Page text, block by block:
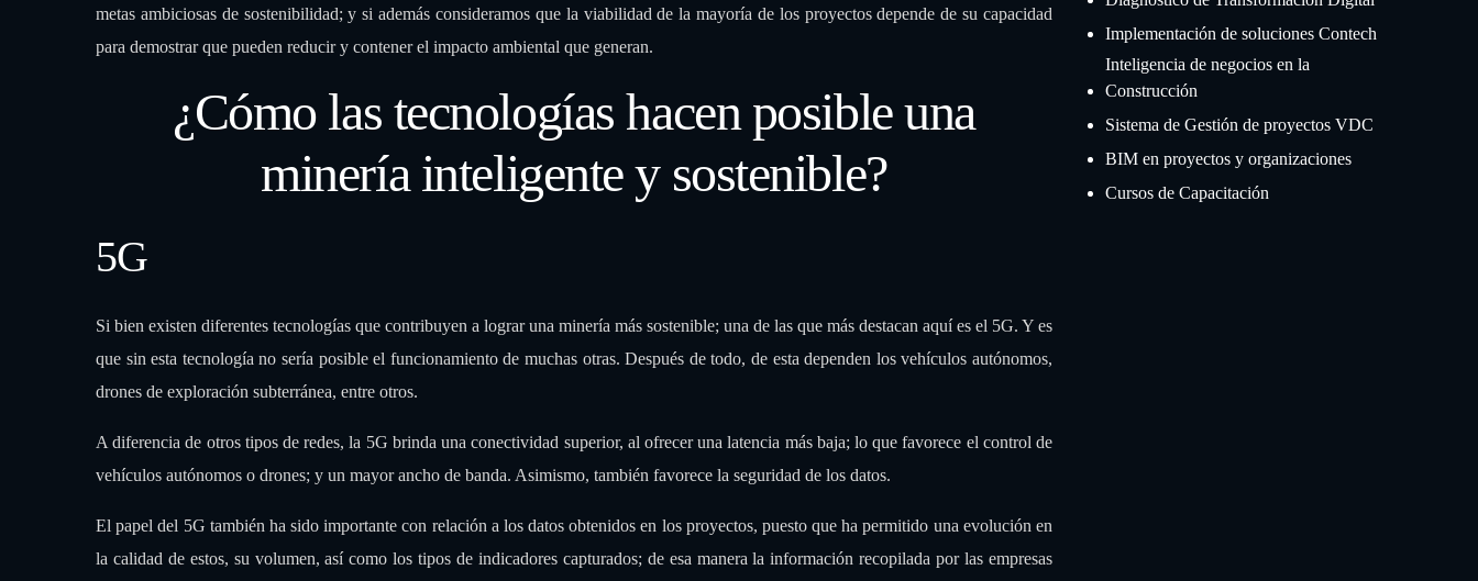
metas ambiciosas de sostenibilidad; y si además consideramos que la viabilidad de la mayoría de los proyectos depende de su capacidad
para demostrar que pueden reducir y contener el impacto ambiental que generan.
¿Cómo las tecnologías hacen posible una
minería inteligente y sostenible?
5G
Si bien existen diferentes tecnologías que contribuyen a lograr una minería más sostenible; una de las que más destacan aquí es el 5G. Y es
que sin esta tecnología no sería posible el funcionamiento de muchas otras. Después de todo, de esta dependen los vehículos autónomos,
drones de exploración subterránea, entre otros.
A diferencia de otros tipos de redes, la 5G brinda una conectividad superior, al ofrecer una latencia más baja; lo que favorece el control de
vehículos autónomos o drones; y un mayor ancho de banda. Asimismo, también favorece la seguridad de los datos.
El papel del 5G también ha sido importante con relación a los datos obtenidos en los proyectos, puesto que ha permitido una evolución en
la calidad de estos, su volumen, así como los tipos de indicadores capturados; de esa manera la información recopilada por las empresas
Implementación de soluciones Contech
Inteligencia de negocios en la
Construcción
Sistema de Gestión de proyectos VDC
BIM en proyectos y organizaciones
Cursos de Capacitación